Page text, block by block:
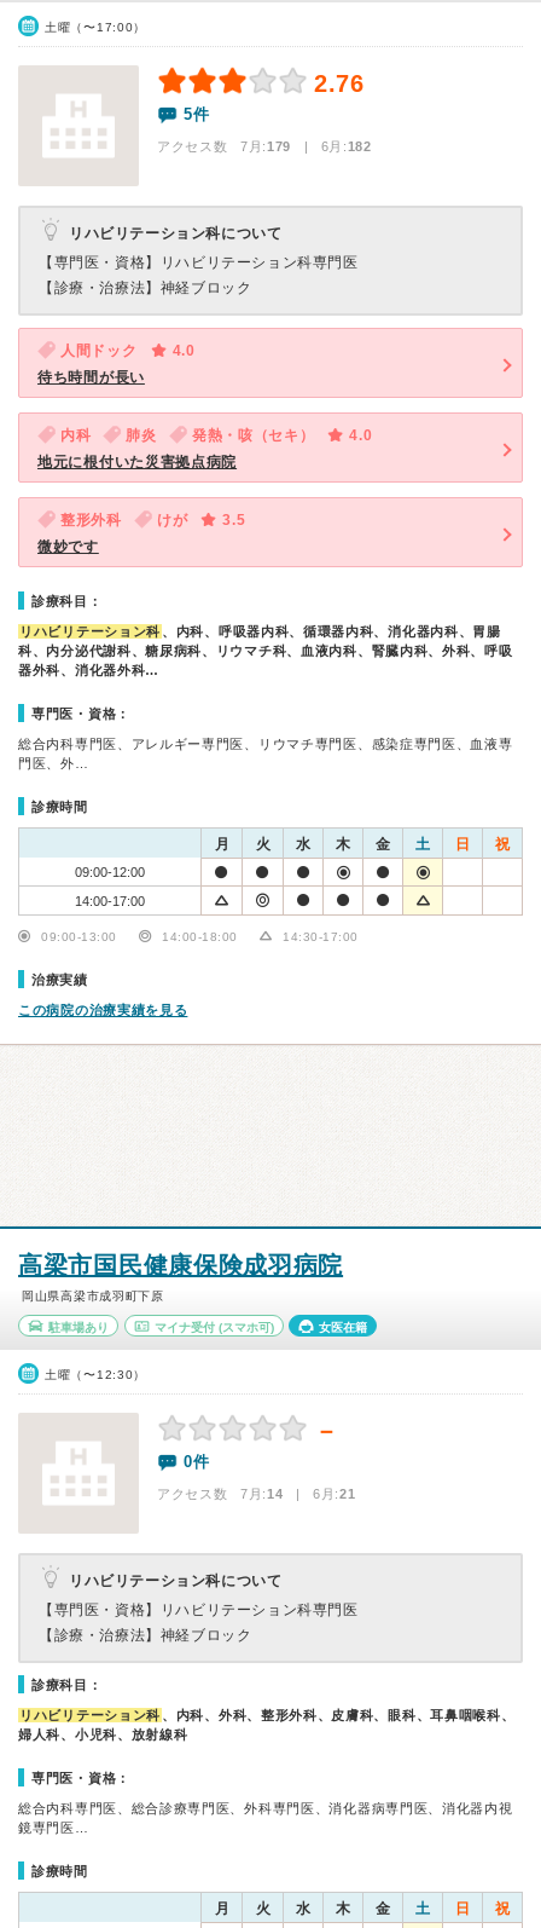
土曜（〜17:00）
2.76
5件
アクセス数 7月:179 | 6月:182
リハビリテーション科について
【専門医・資格】
リハビリテーション科専門医
【診療・治療法】 神経ブロック
人間ドック
4.0
待ち時間が長い
内科 肺炎 発熱・咳（セキ）
4.0
地元に根付いた災害拠点病院
整形外科 けが
3.5
微妙です
診療科目：
リハビリテーション科 、内科、呼吸器内科、循環器内科、消化器内科、胃腸
科、内分泌代謝科、糖尿病科、リウマチ科、血液内科、腎臓内科、外科、呼吸
器外科、消化器外科…
専門医・資格：
総合内科専門医、アレルギー専門医、リウマチ専門医、感染症専門医、血液専
門医、外…
診療時間
月 火 水 木 金 土 日 祝
09:00-12:00
14:00-17:00
09:00-13:00 14:00-18:00 14:30-17:00
治療実績
この病院の治療実績を見る
高梁市国民健康保険成羽病院
岡山県高梁市成羽町下原
駐車場あり マイナ受付(スマホ可) 女医在籍
土曜（〜12:30）
－
0件
アクセス数 7月:14 | 6月:21
リハビリテーション科について
【専門医・資格】
リハビリテーション科専門医
【診療・治療法】 神経ブロック
診療科目：
リハビリテーション科 、内科、外科、整形外科、皮膚科、眼科、耳鼻咽喉科、
婦人科、小児科、放射線科
専門医・資格：
総合内科専門医、総合診療専門医、外科専門医、消化器病専門医、消化器内視
鏡専門医…
診療時間
月 火 水 木 金 土 日 祝